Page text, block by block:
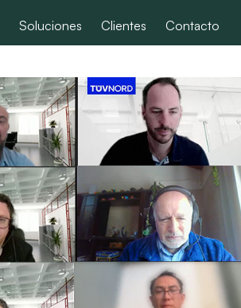
Soluciones Clientes Contacto